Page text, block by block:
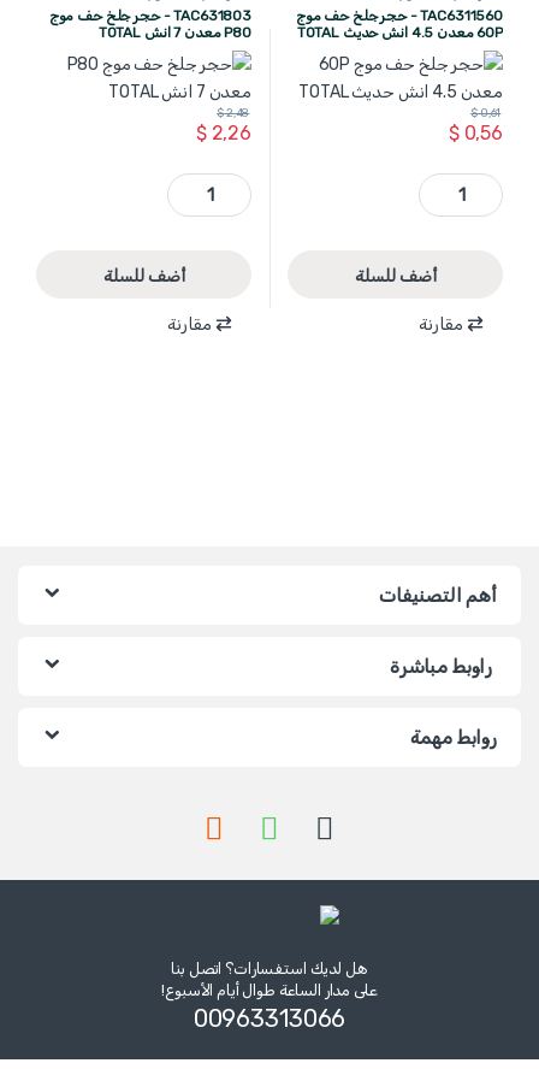
TAC6311560 - حجر جلخ حف موج
60P معدن 4.5 انش حديث TOTAL
$0,56
$0,61
TAC6311560 - حجر جلخ حف موج 60P معدن 4.5 انش حديث TOTAL quantity
أضف للسلة
مقارنة
TAC631803 - حجر جلخ حف موج
P80 معدن 7 انش TOTAL
$2,26
$2,48
TAC631803 - حجر جلخ حف موج P80 معدن 7 انش TOTAL quantity
أضف للسلة
مقارنة
أهم التصنيفات
راوبط مباشرة
روابط مهمة
هل لديك استفسارات؟ اتصل بنا
على مدار الساعة طوال أيام الأسبوع!
00963313066‏